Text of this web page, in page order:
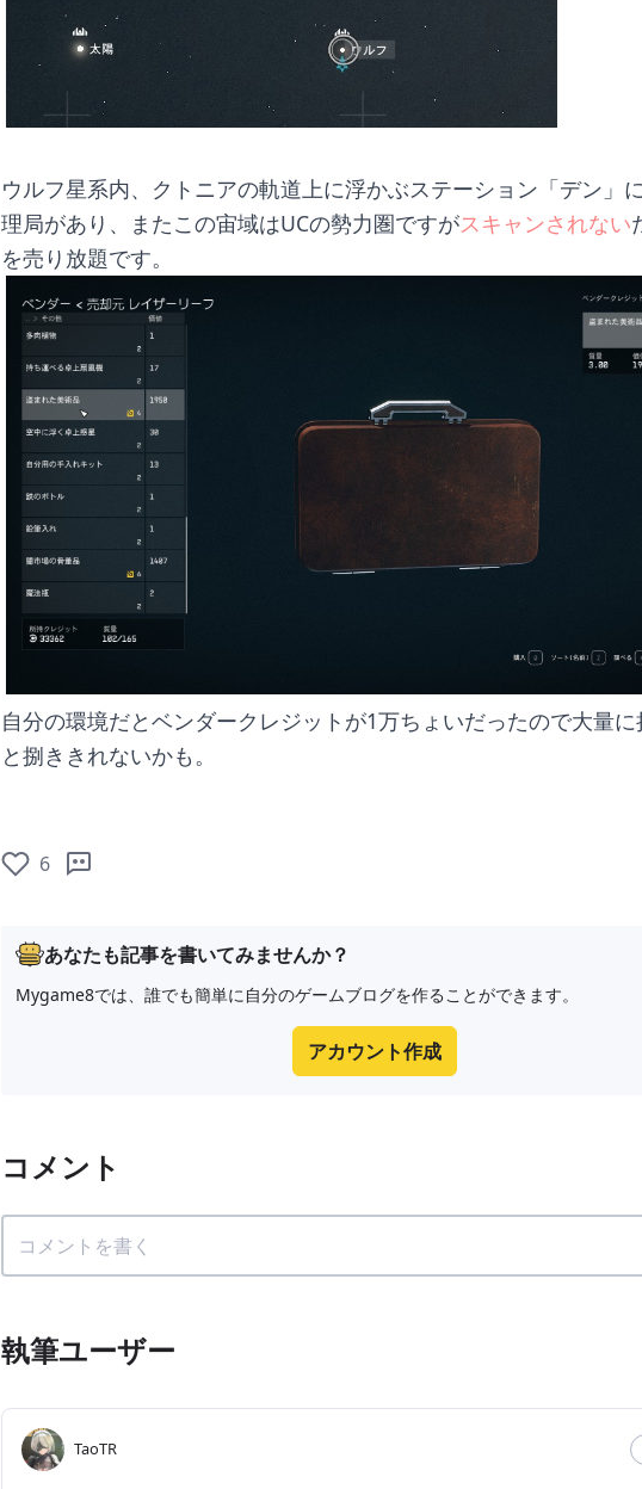
ウルフ星系内、クトニアの軌道上に浮かぶステーション「デン」
理局があり、またこの宙域はUCの勢力圏ですがスキャンされない
を売り放題です。
自分の環境だとベンダークレジットが1万ちょいだったので大量に
と捌ききれないかも。
6
あなたも記事を書いてみませんか？
Mygame8では、誰でも簡単に自分のゲームブログを作ることができます。
アカウント作成
コメント
執筆ユーザー
TaoTR